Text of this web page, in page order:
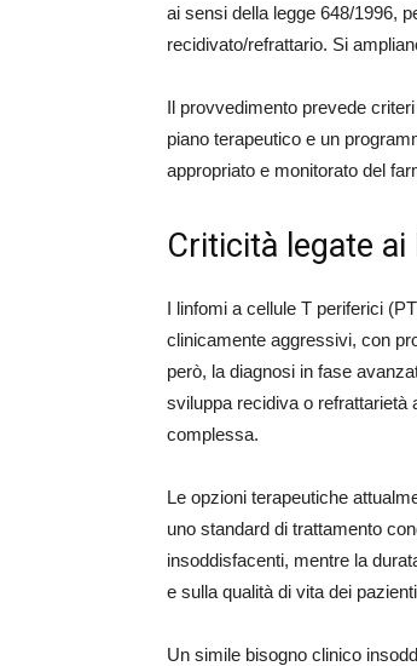
ai sensi della legge 648/1996,
recidivato/refrattario. Si
Il provvedimento prevede
piano terapeutico e un
appropriato e monitorato del
Criticità legate ai
I linfomi a cellule T periferici
clinicamente aggressivi, con
però, la diagnosi in fase
sviluppa recidiva o refrattarietà
complessa.
Le opzioni terapeutiche
uno standard di trattamento
insoddisfacenti, mentre la
e sulla qualità di vita dei
Un simile bisogno clinico